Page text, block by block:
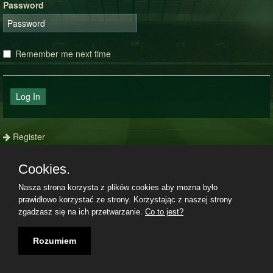
Password
Remember me next time
Log In
Register
Terms and Conditions| Privacy policy|Imprint| 08.08.2026, 07:20|
Cookies.
Nasza strona korzysta z plików cookies aby mozna było
prawidłowo korzystać ze strony. Korzystając z naszej strony
zgadzasz się na ich przetwarzanie. Co to jest?
Rozumiem